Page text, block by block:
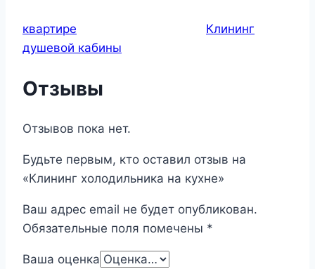
квартире
Клининг
душевой кабины
Отзывы
Отзывов пока нет.
Будьте первым, кто оставил отзыв на
«Клининг холодильника на кухне»
Ваш адрес email не будет опубликован.
Обязательные поля помечены *
Ваша оценка